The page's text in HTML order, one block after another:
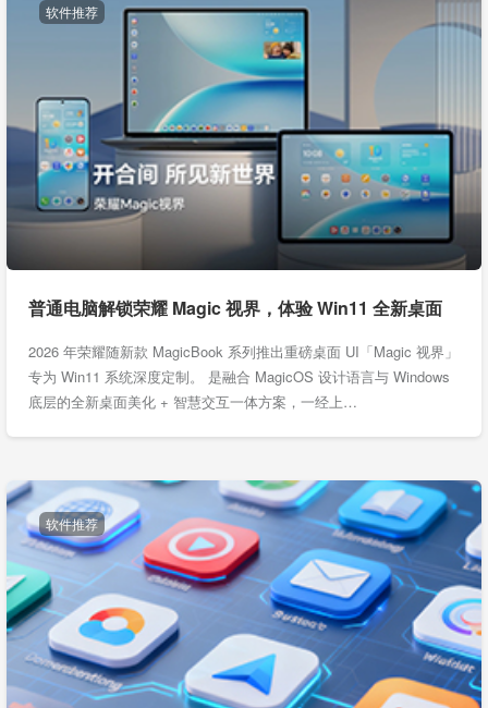
软件推荐
普通电脑解锁荣耀 Magic 视界，体验 Win11 全新桌面
2026 年荣耀随新款 MagicBook 系列推出重磅桌面 UI「Magic 视界」
专为 Win11 系统深度定制。 是融合 MagicOS 设计语言与 Windows
底层的全新桌面美化 + 智慧交互一体方案，一经上…
软件推荐